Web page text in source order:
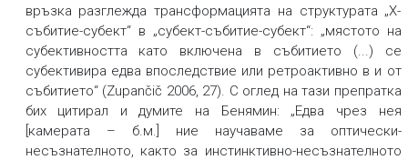
връзка разглежда трансформацията на структурата „Х-
събитие-субект“ в „субект-събитие-субект“: „мястото на
субективността като включена в събитието (...) се
субективира едва впоследствие или ретроактивно в и от
събитието“ (Zupančič 2006, 27). С оглед на тази препратка
бих цитирал и думите на Бенямин: „Едва чрез нея
[камерата – б.м.] ние научаваме за оптически-
несъзнателното, както за инстинктивно-несъзнателното